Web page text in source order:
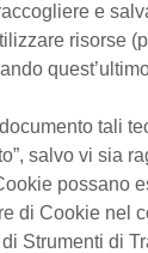
e
risorse
tali
salvo vi sia
possano
di Cookie nel
Strumenti di